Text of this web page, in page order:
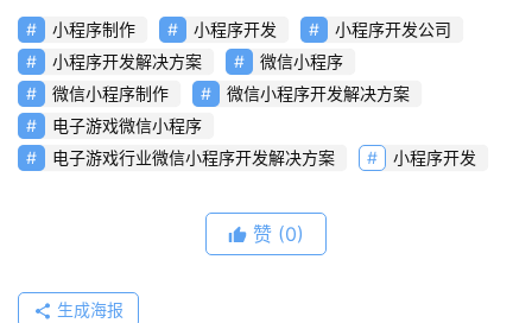
小程序制作 小程序开发
小程序开发公司
小程序开发解决方案
微信小程序
微信小程序制作
微信小程序开发解决方案
电子游戏微信小程序
电子游戏行业微信小程序开发解决方案
小程序开发
赞 (0)
生成海报